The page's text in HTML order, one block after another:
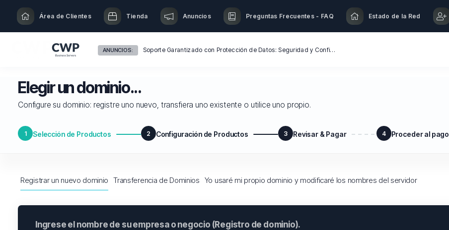
ANUNCIOS: Soporte Garantizado con Protección de Datos: Seguridad y Confianza en Cada Paso | Cloud World ProX
Área de Clientes Tienda Anuncios Preguntas Frecuentes - FAQ Estado de la Red
Elegir un dominio...
Configure su dominio: registre uno nuevo, transfiera uno existente o utilice uno propio.
1 Selección de Productos 2 Configuración de Productos 3 Revisar & Pagar 4 Proceder al pago
Registrar un nuevo dominio Transferencia de Dominios Yo usaré mi propio dominio y modificaré los nombres del servidor
Ingrese el nombre de su empresa o negocio (Registro de dominio).